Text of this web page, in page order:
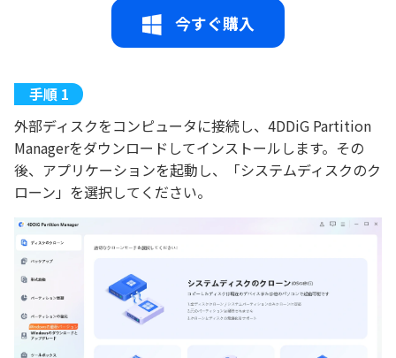
今すぐ購入
外部ディスクをコンピュータに接続し、4DDiG Partition
Managerをダウンロードしてインストールします。その
後、アプリケーションを起動し、「システムディスクのク
ローン」を選択してください。